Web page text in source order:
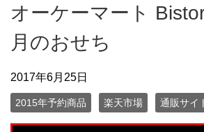
オーケーマート
月のおせち
2017年6月25日
2015年予約商品 楽天市場 通販サイ